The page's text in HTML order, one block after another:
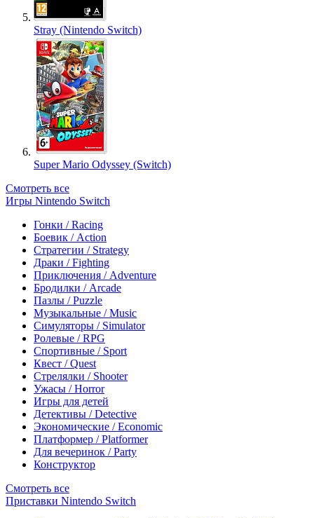
Stray (Nintendo Switch)
Super Mario Odyssey (Switch)
Смотреть все
Игры Nintendo Switch
Гонки / Racing
Боевик / Action
Стратегии / Strategy
Драки / Fighting
Приключения / Adventure
Бродилки / Arcade
Пазлы / Puzzle
Музыкальные / Music
Симуляторы / Simulator
Ролевые / RPG
Спортивные / Sport
Квест / Quest
Стрелялки / Shooter
Ужасы / Horror
Игры для детей
Детективы / Detective
Экономические / Economic
Платформер / Platformer
Для вечеринок / Party
Конструктор
Смотреть все
Приставки Nintendo Switch